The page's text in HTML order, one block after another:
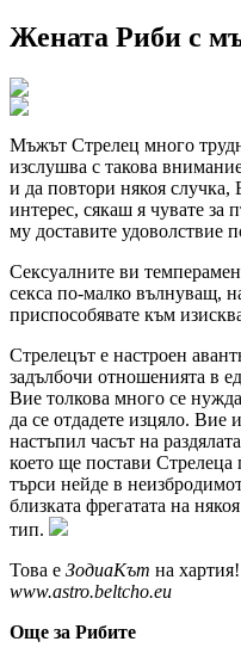
Жената Риби с
Мъжът Стрелец много
изслушва с такова
и да повтори някоя
интерес, сякаш я чувате за
му доставите удоволствие
Сексуалните ви
секса по-малко вълнуващ,
приспособявате към
Стрелецът е настроен
задълбочи отношенията в
Вие толкова много се
да се отдадете изцяло. Вие
настъпил часът на
което ще постави Стрелеца
търси нейде в
близката фрегатата на
тип.
Това е ЗодиаКът на
www.astro.beltcho.eu
Още за Рибите